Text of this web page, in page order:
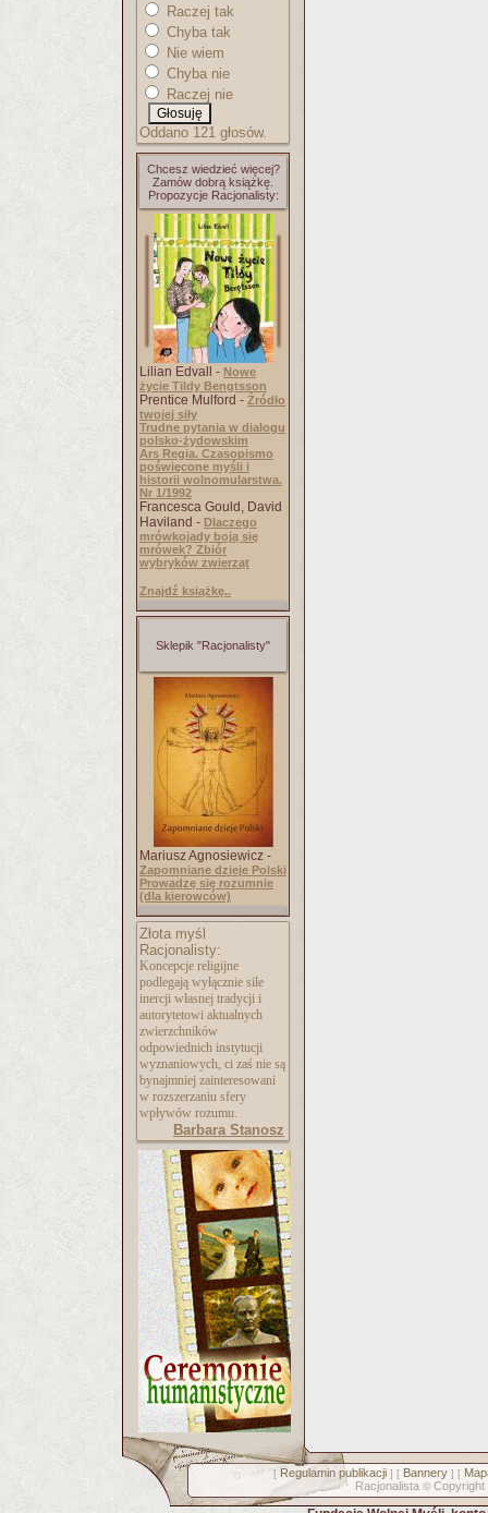
Raczej tak
Chyba tak
Nie wiem
Chyba nie
Raczej nie
Oddano 121 głosów.
Chcesz wiedzieć więcej?
Zamów dobrą książkę.
Propozycje Racjonalisty:
Lilian Edvall - Nowe
życie Tildy Bengtsson
Prentice Mulford - Źródło
twojej siły
Trudne pytania w dialogu
polsko-żydowskim
Ars Regia. Czasopismo
poświęcone myśli i
historii wolnomularstwa.
Nr 1/1992
Francesca Gould, David
Haviland - Dlaczego
mrówkojady boją się
mrówek? Zbiór
wybryków zwierząt
Znajdź książkę..
Sklepik "Racjonalisty"
Mariusz Agnosiewicz -
Zapomniane dzieje Polski
Prowadzę się rozumnie
(dla kierowców)
Złota myśl
Racjonalisty:
Koncepcje religijne
podlegają wyłącznie sile
inercji własnej tradycji i
autorytetowi aktualnych
zwierzchników
odpowiednich instytucji
wyznaniowych, ci zaś nie są
bynajmniej zainteresowani
w rozszerzaniu sfery
wpływów rozumu.
Barbara Stanosz
[ Regulamin publikacji] [ Bannery] [
Racjonalista © Copyright